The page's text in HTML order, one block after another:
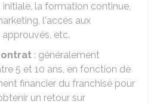
la formation continue,
l'accès aux
etc.
: généralement
5 et 10 ans, en fonction de
financier du franchisé pour
un retour sur